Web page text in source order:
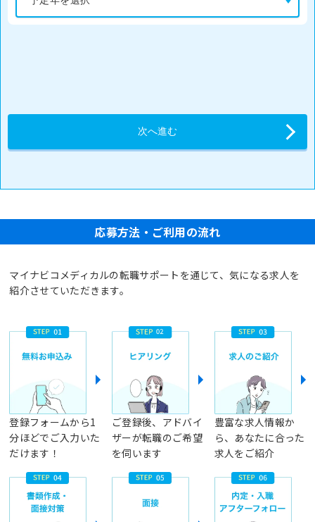
応募方法・ご利用の流れ
マイナビコメディカルの転職サポートを通じて、気になる求人を
紹介させていただきます。
登録フォームから1
分ほどでご入力いた
だけます！
ご登録後、アドバイ
ザーが転職のご希望
を伺います
豊富な求人情報か
ら、あなたに合った
求人をご紹介